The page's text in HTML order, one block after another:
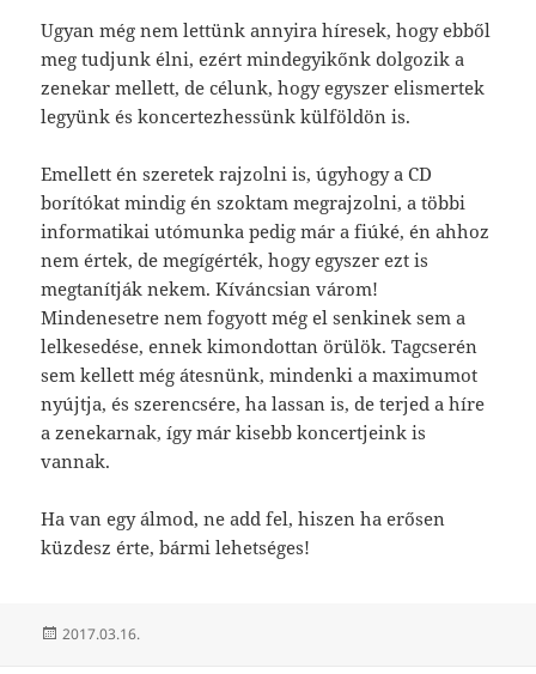
Ugyan még nem lettünk annyira híresek, hogy ebből
meg tudjunk élni, ezért mindegyikőnk dolgozik a
zenekar mellett, de célunk, hogy egyszer elismertek
legyünk és koncertezhessünk külföldön is.
Emellett én szeretek rajzolni is, úgyhogy a CD
borítókat mindig én szoktam megrajzolni, a többi
informatikai utómunka pedig már a fiúké, én ahhoz
nem értek, de megígérték, hogy egyszer ezt is
megtanítják nekem. Kíváncsian várom!
Mindenesetre nem fogyott még el senkinek sem a
lelkesedése, ennek kimondottan örülök. Tagcserén
sem kellett még átesnünk, mindenki a maximumot
nyújtja, és szerencsére, ha lassan is, de terjed a híre
a zenekarnak, így már kisebb koncertjeink is
vannak.
Ha van egy álmod, ne add fel, hiszen ha erősen
küzdesz érte, bármi lehetséges!
Közzétéve
2017.03.16.